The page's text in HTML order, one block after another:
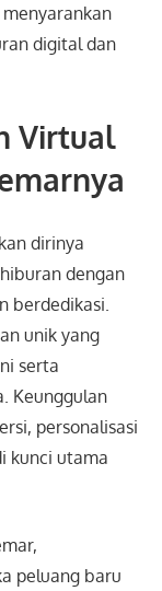
digital dan
Virtual
dirinya
dengan
berdedikasi.
unik yang
serta
Keunggulan
personalisasi
kunci utama
peluang baru